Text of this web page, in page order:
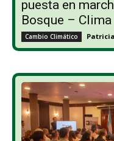
puesta en
Bosque – Clima
Cambio Climático